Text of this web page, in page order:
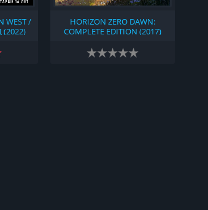
WEST /
HORIZON ZERO DAWN:
COMPLETE EDITION (2017)